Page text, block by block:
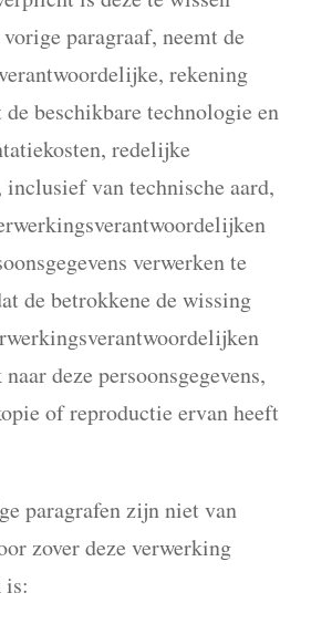
paragraaf, neemt de
rekening
de beschikbare technologie en
redelijke
inclusief van technische aard,
verwerken te
de betrokkene de wissing
deze persoonsgegevens,
of reproductie ervan heeft
paragrafen zijn niet van
zover deze verwerking
is: